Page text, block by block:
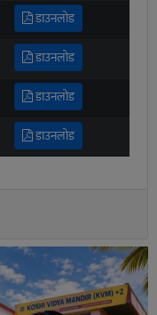
डाउनलोड
डाउनलोड
डाउनलोड
डाउनलोड